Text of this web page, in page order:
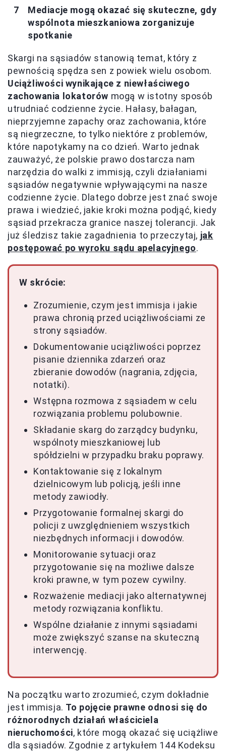
Mediacje mogą okazać się skuteczne, gdy
wspólnota mieszkaniowa zorganizuje
spotkanie
Skargi na sąsiadów stanowią temat, który z
pewnością spędza sen z powiek wielu osobom.
Uciążliwości wynikające z niewłaściwego
zachowania lokatorów mogą w istotny sposób
utrudniać codzienne życie. Hałasy, bałagan,
nieprzyjemne zapachy oraz zachowania, które
są niegrzeczne, to tylko niektóre z problemów,
które napotykamy na co dzień. Warto jednak
zauważyć, że polskie prawo dostarcza nam
narzędzia do walki z immisją, czyli działaniami
sąsiadów negatywnie wpływającymi na nasze
codzienne życie. Dlatego dobrze jest znać swoje
prawa i wiedzieć, jakie kroki można podjąć, kiedy
sąsiad przekracza granice naszej tolerancji. Jak
już śledzisz takie zagadnienia to przeczytaj, jak
postępować po wyroku sądu apelacyjnego.
W skrócie:
Zrozumienie, czym jest immisja i jakie
prawa chronią przed uciążliwościami ze
strony sąsiadów.
Dokumentowanie uciążliwości poprzez
pisanie dziennika zdarzeń oraz
zbieranie dowodów (nagrania, zdjęcia,
notatki).
Wstępna rozmowa z sąsiadem w celu
rozwiązania problemu polubownie.
Składanie skarg do zarządcy budynku,
wspólnoty mieszkaniowej lub
spółdzielni w przypadku braku poprawy.
Kontaktowanie się z lokalnym
dzielnicowym lub policją, jeśli inne
metody zawiodły.
Przygotowanie formalnej skargi do
policji z uwzględnieniem wszystkich
niezbędnych informacji i dowodów.
Monitorowanie sytuacji oraz
przygotowanie się na możliwe dalsze
kroki prawne, w tym pozew cywilny.
Rozważenie mediacji jako alternatywnej
metody rozwiązania konfliktu.
Wspólne działanie z innymi sąsiadami
może zwiększyć szanse na skuteczną
interwencję.
Na początku warto zrozumieć, czym dokładnie
jest immisja. To pojęcie prawne odnosi się do
różnorodnych działań właściciela
nieruchomości, które mogą okazać się uciążliwe
dla sąsiadów. Zgodnie z artykułem 144 Kodeksu